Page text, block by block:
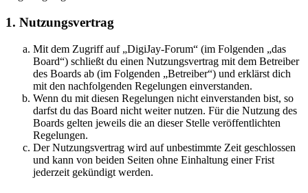
1. Nutzungsvertrag
Mit dem Zugriff auf „DigiJay-Forum“ (im Folgenden „das
Board“) schließt du einen Nutzungsvertrag mit dem Betreiber
des Boards ab (im Folgenden „Betreiber“) und erklärst dich
mit den nachfolgenden Regelungen einverstanden.
Wenn du mit diesen Regelungen nicht einverstanden bist, so
darfst du das Board nicht weiter nutzen. Für die Nutzung des
Boards gelten jeweils die an dieser Stelle veröffentlichten
Regelungen.
Der Nutzungsvertrag wird auf unbestimmte Zeit geschlossen
und kann von beiden Seiten ohne Einhaltung einer Frist
jederzeit gekündigt werden.